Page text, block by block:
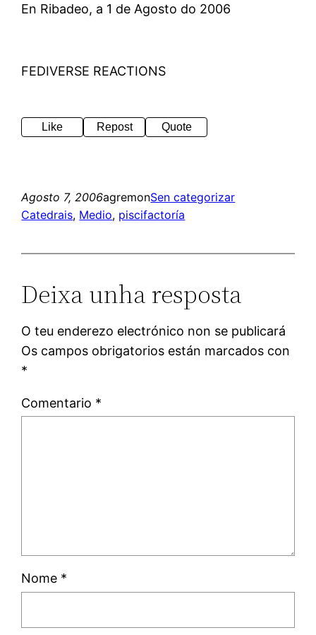
En Ribadeo, a 1 de Agosto do 2006
FEDIVERSE REACTIONS
Like Repost Quote
Agosto 7, 2006agremonSen categorizar
Catedrais, Medio, piscifactoría
Deixa unha resposta
O teu enderezo electrónico non se publicará
Os campos obrigatorios están marcados con
*
Comentario *
Nome *